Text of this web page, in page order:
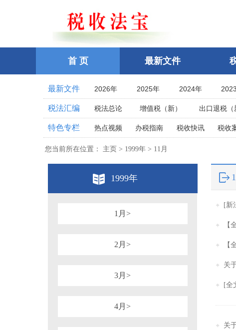
首 页 最新文件
最新文件 2026年 2025年 2024年
2021年
2020年 2019年
2016年
2015年 2014年
2011年
2010年 2009年
2006年
2005年
2001年
2000年 1999年
1996年
1995年
1991年
1990年 1989年
1954年
税法汇编 税法总论 增值税（新） 出口退税（
企业所得税
个人所得税 耕地占用税
土地增值税
房产税 契税 车辆
印花税
资源税
关税法
税收立法(规章、文件、批复）
税务行政公开
税务强制措施、强制执行
可持续披露准则
重点行业税收政策汇编
特色专栏 热点视频 办税指南 税收快讯 税收
全国统一规范电子税务局
您当前所在位置： 主页 > 1999年 > 11月
1999年
1月>
2月>
3月>
4月>
[新
【
【
关
[全
关